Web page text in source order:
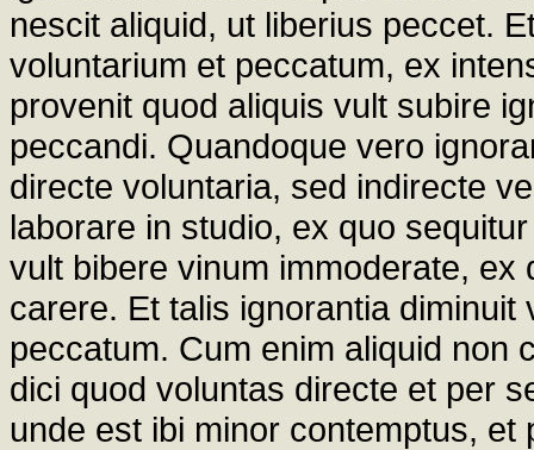
nescit aliquid, ut liberius peccet.
voluntarium et peccatum, ex
provenit quod aliquis vult subire
peccandi. Quandoque vero
directe voluntaria, sed indirecte
laborare in studio, ex quo
vult bibere vinum immoderate,
carere. Et talis ignorantia
peccatum. Cum enim aliquid non
dici quod voluntas directe et per
unde est ibi minor contemptus,